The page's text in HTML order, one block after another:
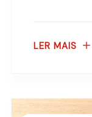
LER MAIS